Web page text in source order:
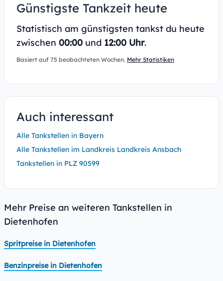
Günstigste Tankzeit heute
Statistisch am günstigsten tankst du heute
zwischen 00:00 und 12:00 Uhr.
Basiert auf 75 beobachteten Wochen. Mehr Statistiken
Auch interessant
Alle Tankstellen in Bayern
Alle Tankstellen im Landkreis Landkreis Ansbach
Tankstellen in PLZ 90599
Mehr Preise an weiteren Tankstellen in
Dietenhofen
Spritpreise in Dietenhofen
Benzinpreise in Dietenhofen